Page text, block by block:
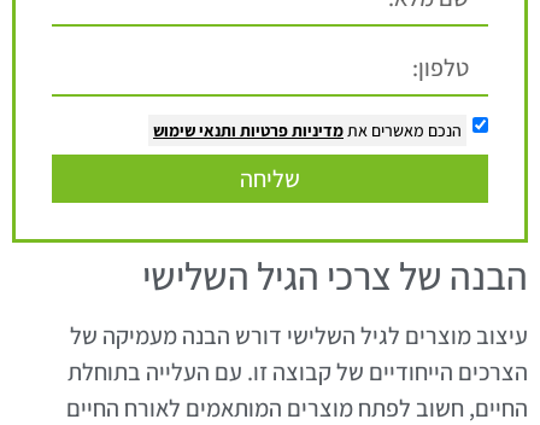
הנכם מאשרים את מדיניות פרטיות ותנאי שימוש
שליחה
הבנה של צרכי הגיל השלישי
עיצוב מוצרים לגיל השלישי דורש הבנה מעמיקה של
הצרכים הייחודיים של קבוצה זו. עם העלייה בתוחלת
החיים, חשוב לפתח מוצרים המותאמים לאורח החיים